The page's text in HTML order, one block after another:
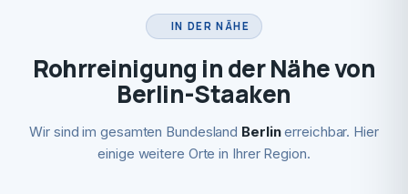
IN DER NÄHE
Rohrreinigung in der Nähe von
Berlin-Staaken
Wir sind im gesamten Bundesland Berlinerreichbar. Hier
einige weitere Orte in Ihrer Region.